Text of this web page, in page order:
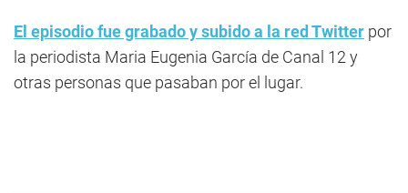
El episodio fue grabado y subido a la red Twitter por
la periodista Maria Eugenia García de Canal 12 y
otras personas que pasaban por el lugar.